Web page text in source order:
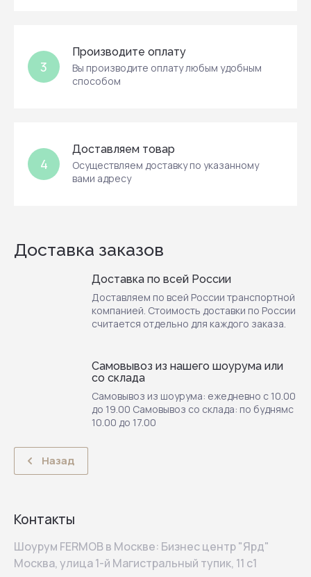
3
Производите оплату
Вы производите оплату любым удобным
способом
4
Доставляем товар
Осуществляем доставку по указанному
вами адресу
Доставка заказов
Доставка по всей России
Доставляем по всей России транспортной
компанией. Стоимость доставки по России
считается отдельно для каждого заказа.
Самовывоз из нашего шоурума или
со склада
Самовывоз из шоурума: ежедневно с 10.00
до 19.00 Самовывоз со склада: по буднямс
10.00 до 17.00
Назад
Контакты
Шоурум FERMOB в Москве: Бизнес центр "Ярд"
Москва, улица 1-й Магистральный тупик, 11 с1